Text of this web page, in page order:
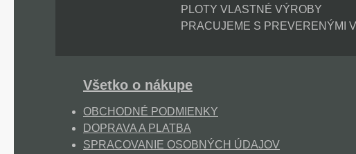
PLOTY VLASTNÉ VÝROBY
PRACUJEME S PREVERENÝMI
Všetko o nákupe
OBCHODNÉ PODMIENKY
DOPRAVA A PLATBA
SPRACOVANIE OSOBNÝCH ÚDAJOV